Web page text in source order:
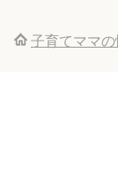
子育てママの